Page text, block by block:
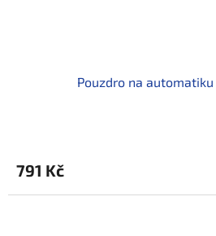
Pouzdro na
791 Kč